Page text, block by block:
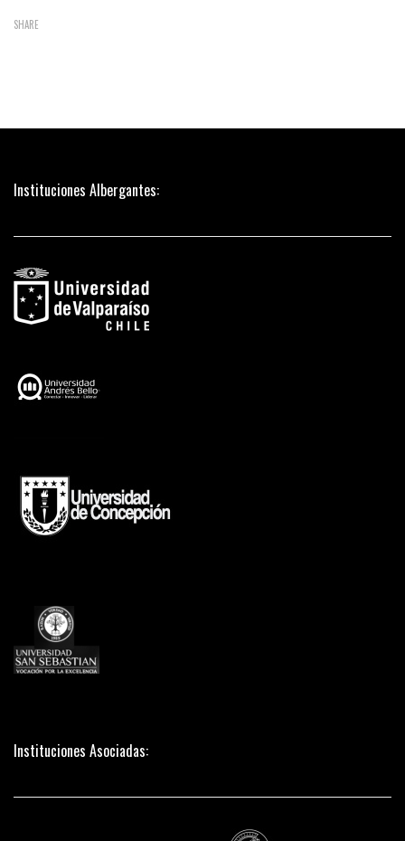
SHARE
Instituciones Albergantes:
Instituciones Asociadas: